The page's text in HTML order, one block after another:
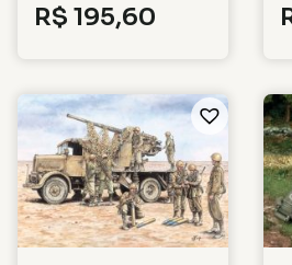
R$ 195,60